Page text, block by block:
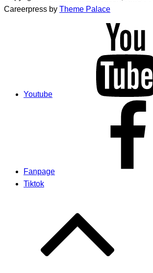
Careerpress by Theme Palace
Youtube
Fanpage
Tiktok